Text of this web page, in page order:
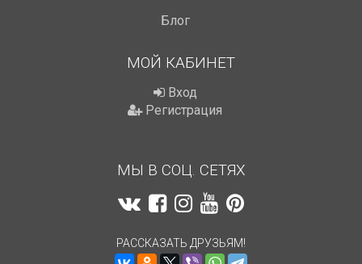
Блог
МОЙ КАБИНЕТ
Вход
Регистрация
МЫ В СОЦ. СЕТЯХ
РАССКАЗАТЬ ДРУЗЬЯМ!